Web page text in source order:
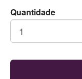
Quantidade